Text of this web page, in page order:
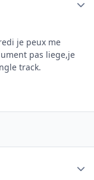
je peux me
pas liege,je
track.